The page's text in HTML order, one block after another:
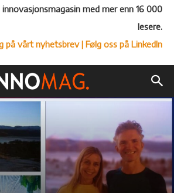
innovasjonsmagasin med mer enn 16 000
lesere.
på vårt nyhetsbrev| Følg oss på LinkedIn